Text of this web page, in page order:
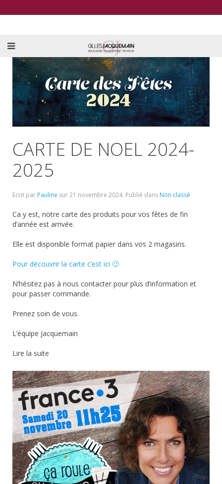
CARTE DE NOEL 2024-
2025
Ecrit par Pauline sur21 novembre 2024. Publié dans Non classé
Ca y est, notre carte des produits pour vos fêtes de fin
d’année est arrivée.
Elle est disponible format papier dans vos 2 magasins.
Pour découvrir la carte c’est ici 🙂
N’hésitez pas à nous contacter pour plus d’information et
pour passer commande.
Prenez soin de vous.
L’équipe Jacquemain
Lire la suite